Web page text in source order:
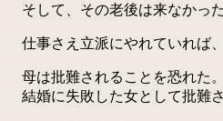
そして、その老後は来なかった
仕事さえ立派にやれていれば
母は批難されることを恐れた。
結婚に失敗した女として批難